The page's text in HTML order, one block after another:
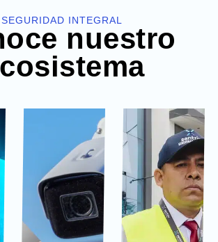
SEGURIDAD INTEGRAL
nuestro